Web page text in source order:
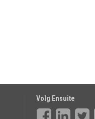
Volg Ensuite